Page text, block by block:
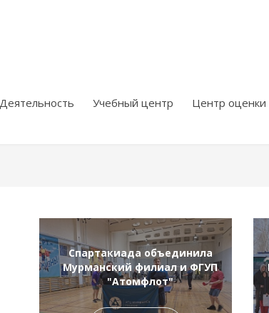
Деятельность Учебный центр Центр оценки
Спартакиада объединила
Мурманский филиал и ФГУП
"Атомфлот"